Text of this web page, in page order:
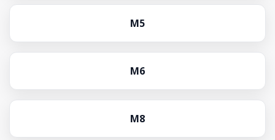
M5
M6
M8